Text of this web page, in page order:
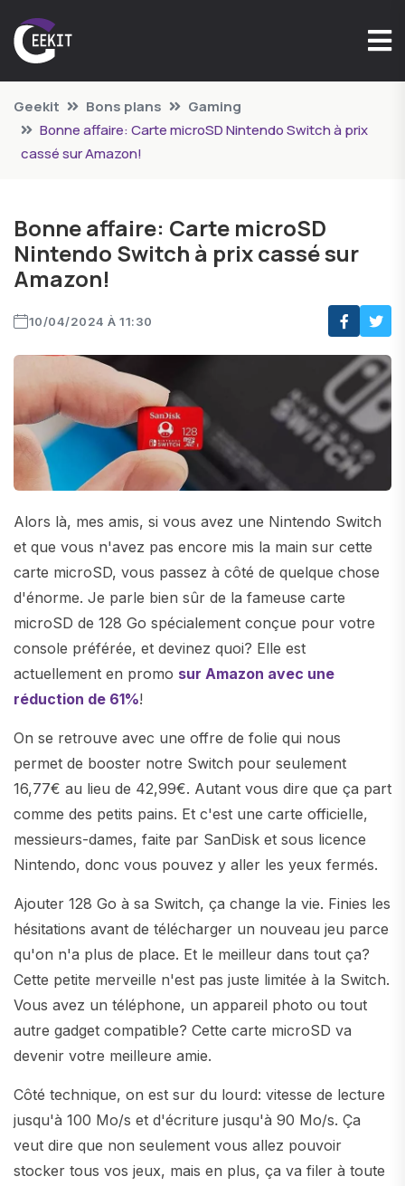
Geekit Bons plans
Gaming
Bonne affaire: Carte microSD Nintendo Switch à prix
cassé sur Amazon!
Bonne affaire: Carte microSD
Nintendo Switch à prix cassé sur
Amazon!
10/04/2024 À 11:30
Alors là, mes amis, si vous avez une Nintendo Switch
et que vous n'avez pas encore mis la main sur cette
carte microSD, vous passez à côté de quelque chose
d'énorme. Je parle bien sûr de la fameuse carte
microSD de 128 Go spécialement conçue pour votre
console préférée, et devinez quoi? Elle est
actuellement en promo sur Amazon avec une
réduction de 61%!
On se retrouve avec une offre de folie qui nous
permet de booster notre Switch pour seulement
16,77€ au lieu de 42,99€. Autant vous dire que ça part
comme des petits pains. Et c'est une carte officielle,
messieurs-dames, faite par SanDisk et sous licence
Nintendo, donc vous pouvez y aller les yeux fermés.
Ajouter 128 Go à sa Switch, ça change la vie. Finies les
hésitations avant de télécharger un nouveau jeu parce
qu'on n'a plus de place. Et le meilleur dans tout ça?
Cette petite merveille n'est pas juste limitée à la Switch.
Vous avez un téléphone, un appareil photo ou tout
autre gadget compatible? Cette carte microSD va
devenir votre meilleure amie.
Côté technique, on est sur du lourd: vitesse de lecture
jusqu'à 100 Mo/s et d'écriture jusqu'à 90 Mo/s. Ça
veut dire que non seulement vous allez pouvoir
stocker tous vos jeux, mais en plus, ça va filer à toute